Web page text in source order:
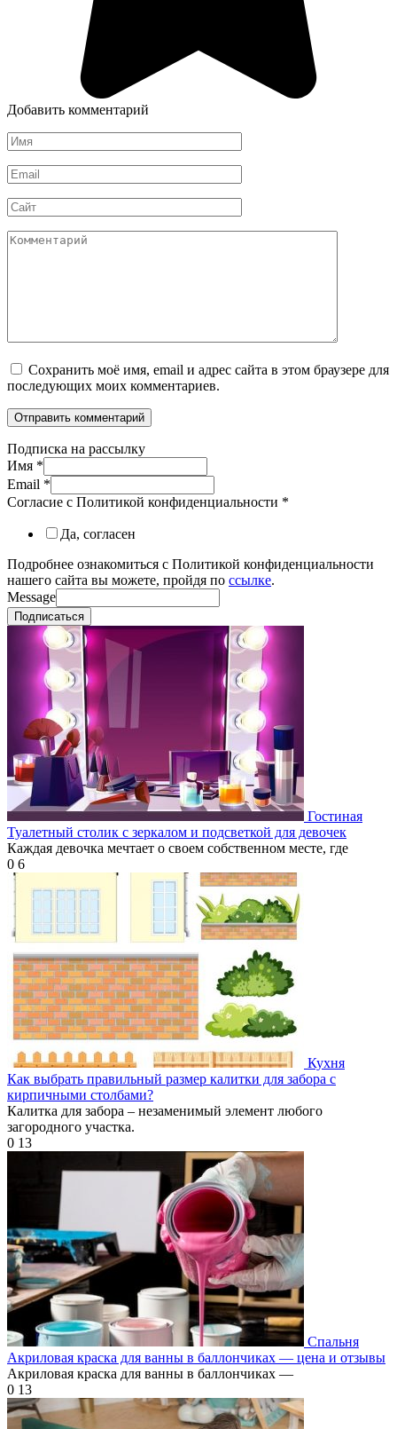
Добавить комментарий
Имя
*
Email
*
Сайт
Комментарий
Сохранить моё имя, email и адрес сайта в этом браузере для
последующих моих комментариев.
Подписка на рассылку
Имя *
Email *
Согласие с Политикой конфиденциальности *
Да, согласен
Подробнее ознакомиться с Политикой конфиденциальности
нашего сайта вы можете, пройдя по ссылке.
Message
Подписаться
Гостиная
Туалетный столик с зеркалом и подсветкой для девочек
Каждая девочка мечтает о своем собственном месте, где
0 6
Кухня
Как выбрать правильный размер калитки для забора с
кирпичными столбами?
Калитка для забора – незаменимый элемент любого
загородного участка.
0 13
Спальня
Акриловая краска для ванны в баллончиках — цена и отзывы
Акриловая краска для ванны в баллончиках —
0 13